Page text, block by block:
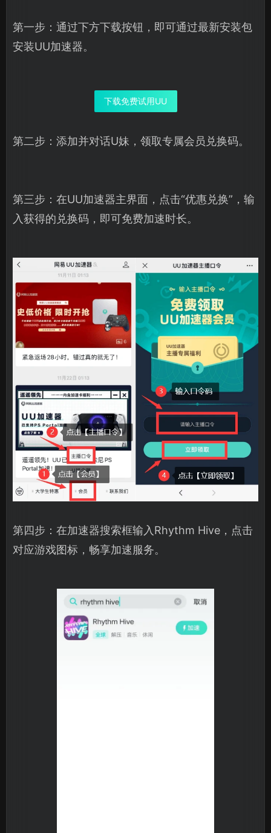
第一步：通过下方下载按钮，即可通过最新安装包
安装UU加速器。
下载免费试用UU
第二步：添加并对话U妹，领取专属会员兑换码。
第三步：在UU加速器主界面，点击“优惠兑换”，输
入获得的兑换码，即可免费加速时长。
第四步：在加速器搜索框输入Rhythm Hive，点击
对应游戏图标，畅享加速服务。